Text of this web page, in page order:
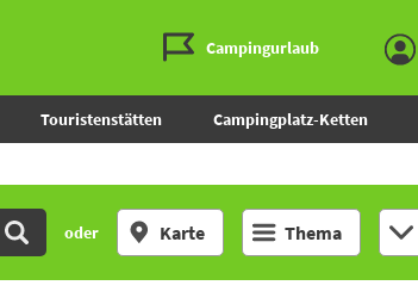
Campingurlaub
Touristenstätten Campingplatz-Ketten
oder Karte Thema